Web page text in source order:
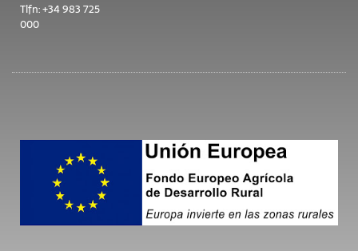
Tlfn: +34 983 725
000